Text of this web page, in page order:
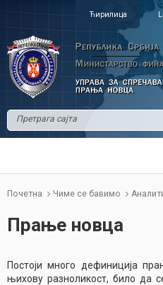
Ћирилица
Почетна Чиме се бавимо
Прање новца
Постоји много дефиниција
њихову разноликост, било да